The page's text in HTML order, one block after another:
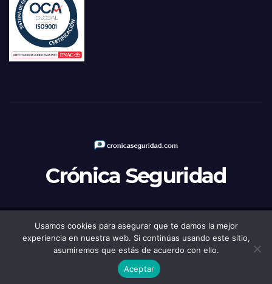
Crónica Seguridad
Funciona gracias a WordPress|Tema: Newsup deThemeansar
Aviso legal
Usamos cookies para asegurar que te damos la mejor
experiencia en nuestra web. Si continúas usando este sitio,
asumiremos que estás de acuerdo con ello.
Aceptar